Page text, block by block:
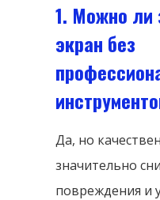
1. Можно ли
экран без
Да, но
значительно
повреждения и